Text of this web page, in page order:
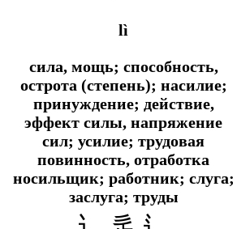
lì
сила, мощь; способность,
острота (степень); насилие;
принуждение; действие,
эффект силы, напряжение
сил; усилие; трудовая
повинность, отработка
носильщик; работник; слуга;
заслуга; труды